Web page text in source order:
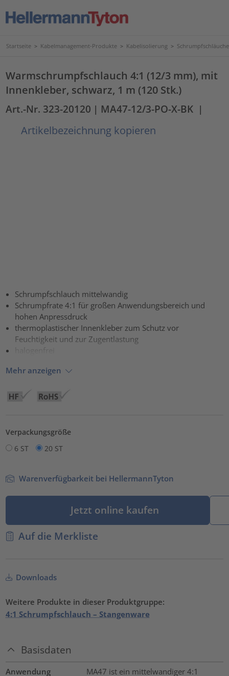
Startseite > Kabelmanagement-Produkte > Kabelisolierung > Schrumpfschläuche
Warmschrumpfschlauch 4:1 (12/3 mm), mit
Innenkleber, schwarz, 1 m (120 Stk.)
Art.-Nr. 323-20120 | MA47-12/3-PO-X-BK |
Artikelbezeichnung kopieren
Schrumpfschlauch mittelwandig
Schrumpfrate 4:1 für großen Anwendungsbereich und
hohen Anpressdruck
thermoplastischer Innenkleber zum Schutz vor
Feuchtigkeit und zur Zugentlastung
halogenfrei
Mehr anzeigen
Verpackungsgröße
6 ST
20 ST
Warenverfügbarkeit bei HellermannTyton
Jetzt online kaufen
Auf die Merkliste
Downloads
Weitere Produkte in dieser Produktgruppe:
4:1 Schrumpfschlauch – Stangenware
Basisdaten
Anwendung
MA47 ist ein mittelwandiger 4:1